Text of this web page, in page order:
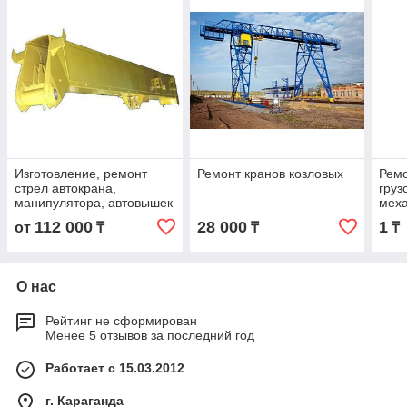
Изготовление, ремонт
стрел автокрана,
манипулятора, автовышек
от 112 000 ₸
Ремонт кранов козловых
28 000₸ 1 ₸
О нас
Рейтинг не сформирован
Менее 5 отзывов за последний год
Работает с 15.03.2012
г. Караганда